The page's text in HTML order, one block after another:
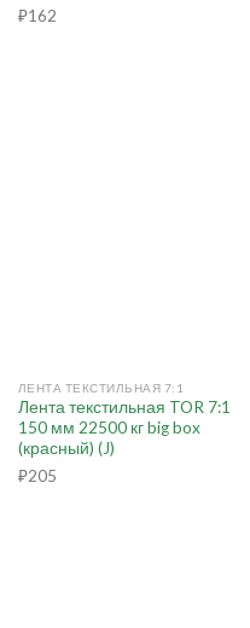
₽162
ЛЕНТА ТЕКСТИЛЬНАЯ 7:1
Лента текстильная TOR 7:1
150 мм 22500 кг big box
(красный) (J)
₽205